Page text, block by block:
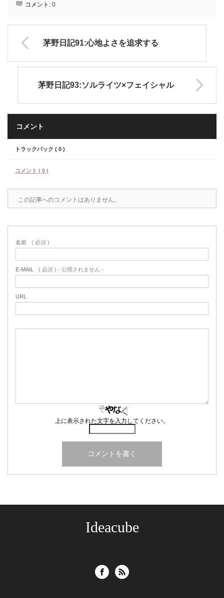
コメント: 0
茅野日記91:心地よさを追求する
茅野日記93:ソルライツ×フェイシャル
コメント
トラックバック ( 0 )
コメント ( 0 )
この記事へのコメントはありません。
名前 ( 必須 )
E-MAIL ( 必須 ) - 公開されません -
URL
上に表示された文字を入力してください。
Ideacube